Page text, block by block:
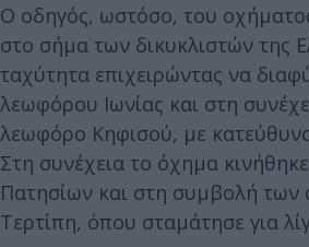
Ο οδηγός, ωστόσο, του
στο σήμα των δικυκλιστών της
ταχύτητα επιχειρώντας να
λεωφόρου Ιωνίας και στη
λεωφόρο Κηφισού, με
Στη συνέχεια το όχημα
Πατησίων και στη συμβολή των
Τερτίπη, όπου σταμάτησε για